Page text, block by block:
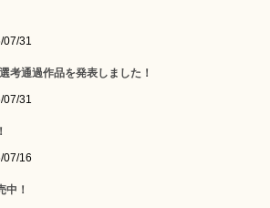
31
考通過作品を発表しました！
31
07/16
中！